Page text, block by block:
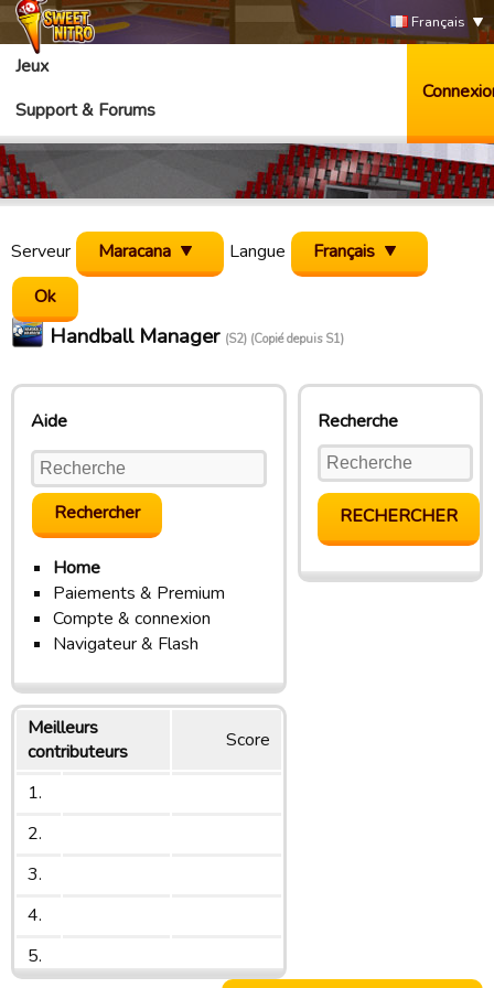
Français
Jeux
Support & Forums
Serveur Maracana Langue Français
Handball Manager (S2) (Copié depuis S1)
Aide
Home
Paiements & Premium
Compte & connexion
Navigateur & Flash
Meilleurs
contributeurs
Score
1.
2.
3.
4.
5.
Recherche